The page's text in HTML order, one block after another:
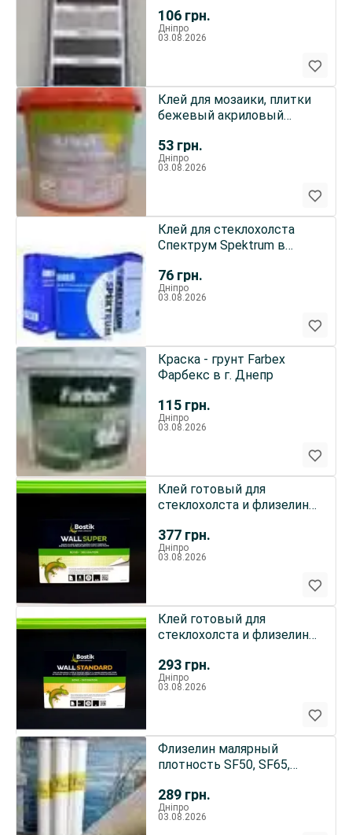
106 грн.
металлу
Дніпро
03.08.2026
53 грн.
Клей для мозаики, плитки
бежевый акриловый
Дніпро
03.08.2026
76 грн.
Клей для стеклохолста
Спектрум Spektrum в
Дніпро
03.08.2026
115 грн.
Краска - грунт Farbex
Фарбекс в г. Днепр
Дніпро
03.08.2026
377 грн.
Клей готовый для
стеклохолста и флизелина
Дніпро
03.08.2026
293 грн.
Клей готовый для
стеклохолста и флизелина
Дніпро
03.08.2026
289 грн.
Флизелин малярный
плотность SF50, SF65,
Дніпро
03.08.2026